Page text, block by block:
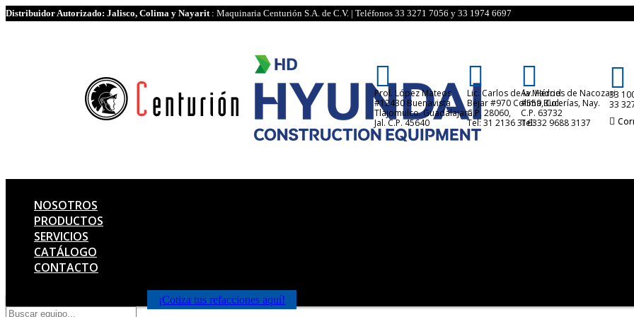
Distribuidor Autorizado: Jalisco, Colima y Nayarit: Maquinaria Centurión S.A. de C.V. | Teléfonos 33 3271 7056 y 33 1974 6697

Prol. López Mateos
#12430 Buenavista
Tlajomulco. Guadalajara,
Jal. C.P. 45640

Lic. Carlos de la Madrid
Béjar #970 Colima, Col.
C.P. 28060,
Tel: 31 2136 3163

Av. Héroes de Nacozari
#559 Bucerías, Nay.
C.P. 63732
Tel: 32 9688 3137

33
33
NOSOTROS
PRODUCTOS
SERVICIOS
CATÁLOGO
CONTACTO
¡Cotiza tus refacciones aquí!
Products